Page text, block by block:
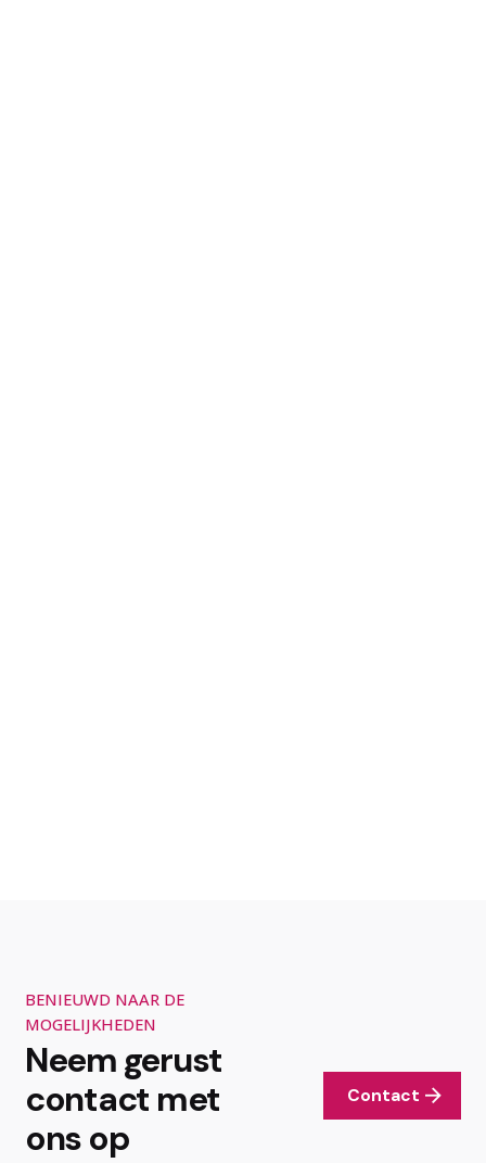
BENIEUWD NAAR DE
MOGELIJKHEDEN
Neem gerust
contact met
ons op
Contact